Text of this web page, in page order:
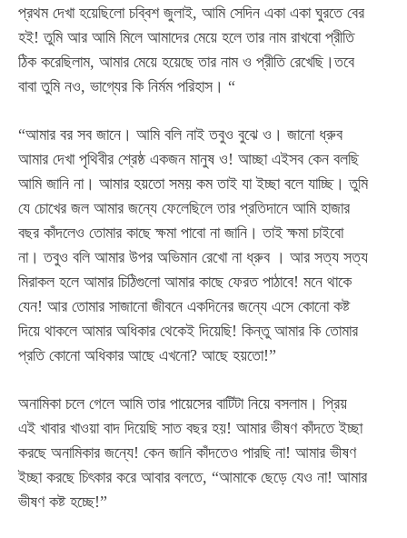
Free limited access
Free / forever
Etiam est nibh, lobortis sit
Ut mollis pellentesque tortor
Nullam eu erat condimentum
Donec quis est ac felis
Orci varius natoque dolor
Member full access
প্রথম দেখা হয়েছিলো চব্বিশ জুলাই, আমি সেদিন একা একা ঘুরতে বের
হই! তুমি আর আমি মিলে আমাদের মেয়ে হলে তার নাম রাখবো প্রীতি
ঠিক করেছিলাম, আমার মেয়ে হয়েছে তার নাম ও প্রীতি রেখেছি।তবে
বাবা তুমি নও, ভাগ্যের কি নির্মম পরিহাস। “
“আমার বর সব জানে। আমি বলি নাই তবুও বুঝে ও। জানো ধ্রুব
আমার দেখা পৃথিবীর শ্রেষ্ঠ একজন মানুষ ও! আচ্ছা এইসব কেন বলছি
আমি জানি না। আমার হয়তো সময় কম তাই যা ইচ্ছা বলে যাচ্ছি। তুমি
যে চোখের জল আমার জন্যে ফেলেছিলে তার প্রতিদানে আমি হাজার
বছর কাঁদলেও তোমার কাছে ক্ষমা পাবো না জানি। তাই ক্ষমা চাইবো
না। তবুও বলি আমার উপর অভিমান রেখো না ধ্রুব । আর সত্য সত্য
মিরাকল হলে আমার চিঠিগুলো আমার কাছে ফেরত পাঠাবে! মনে থাকে
যেন! আর তোমার সাজানো জীবনে একদিনের জন্যে এসে কোনো কষ্ট
দিয়ে থাকলে আমার অধিকার থেকেই দিয়েছি! কিন্তু আমার কি তোমার
প্রতি কোনো অধিকার আছে এখনো? আছে হয়তো!”
অনামিকা চলে গেলে আমি তার পায়েসের বাটিটা নিয়ে বসলাম। প্রিয়
এই খাবার খাওয়া বাদ দিয়েছি সাত বছর হয়! আমার ভীষণ কাঁদতে ইচ্ছা
করছে অনামিকার জন্যে! কেন জানি কাঁদতেও পারছি না! আমার ভীষণ
ইচ্ছা করছে চিৎকার করে আবার বলতে, “আমাকে ছেড়ে যেও না! আমার
ভীষণ কষ্ট হচ্ছে!”